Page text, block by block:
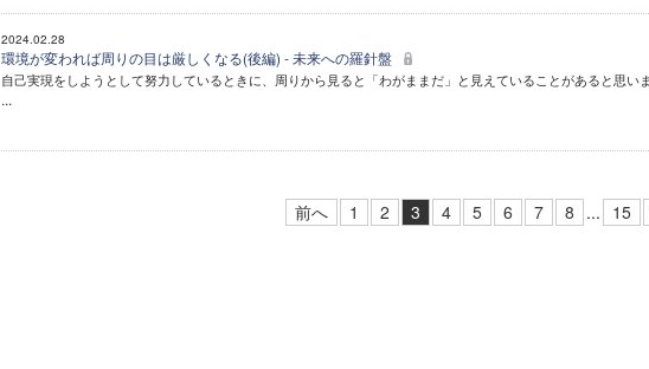
2024.02.28
環境が変われば周りの目は厳しくなる(後編) - 未来への羅針盤
自己実現をしようとして努力しているときに、周りから見ると「わがままだ」と見えていることがあると思いま
...
前へ 1 2 3 4 5 6 7 8 ... 15